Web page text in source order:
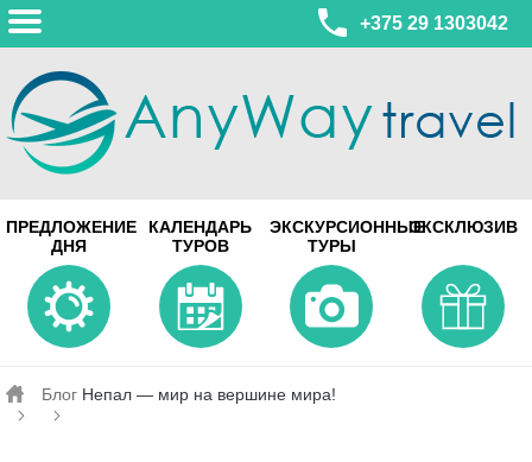
+375 29 1303042
ул. Леонида Беды, 45-547
смотреть на карте
МИНСК
Турагентство Coral Travel
ул. Притыцкого 156/1 пом.37
ул. Скрыганова 4б пом.487
ПРЕДЛОЖЕНИЕ
ДНЯ
КАЛЕНДАРЬ
ТУРОВ
ЭКСКУРСИОННЫЕ
ТУРЫ
ЭКСКЛЮЗИВ
Блог Непал — мир на вершине мира!